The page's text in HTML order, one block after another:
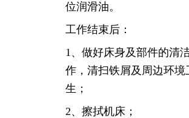
位润滑油。
工作结束后：
1、做好床身及部件的清
作，清扫铁屑及周边环境
生；
2、擦拭机床；